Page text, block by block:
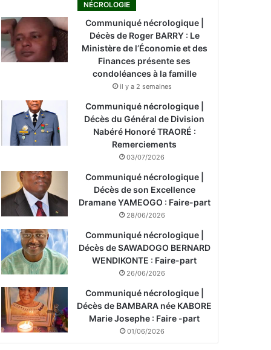
NÉCROLOGIE
Communiqué nécrologique |
Décès de Roger BARRY : Le
Ministère de l’Économie et des
Finances présente ses
condoléances à la famille
il y a 2 semaines
Communiqué nécrologique |
Décès du Général de Division
Nabéré Honoré TRAORÉ :
Remerciements
03/07/2026
Communiqué nécrologique |
Décès de son Excellence
Dramane YAMEOGO : Faire-part
28/06/2026
Communiqué nécrologique |
Décès de SAWADOGO BERNARD
WENDIKONTE : Faire-part
26/06/2026
Communiqué nécrologique |
Décès de BAMBARA née KABORE
Marie Josephe : Faire -part
01/06/2026